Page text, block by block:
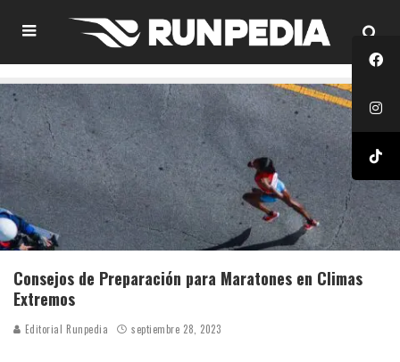
Consejos de Preparación para Maratones en Climas
Extremos
Editorial Runpedia septiembre 28, 2023